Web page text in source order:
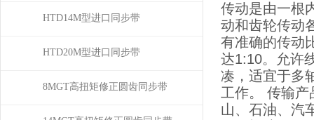
HTD14M型进口同步带
HTD20M型进口同步带
8MGT高扭矩修正圆齿同步带
传动是由一根
动和齿轮传动
有准确的传动
达1:10。允许
凑，适宜于多
工作。 传输
山、石油、汽